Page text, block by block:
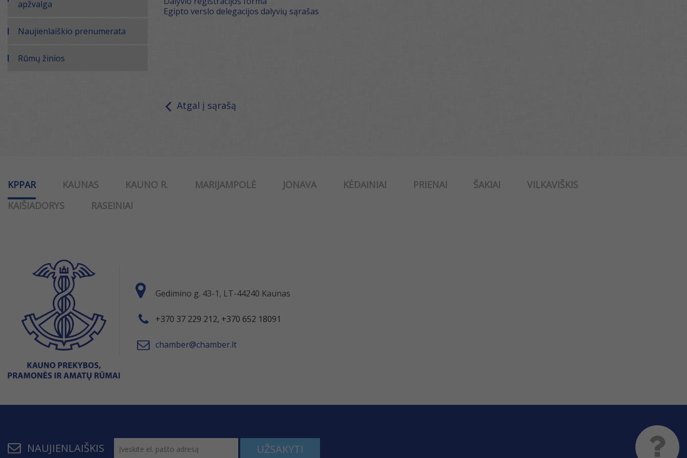
apžvalga
Naujienlaiškio prenumerata
Rūmų žinios
Egipto verslo delegacijos dalyvių sąrašas
Atgal į sąrašą
KPPAR KAUNAS KAUNO R. MARIJAMPOLĖ JONAVA KĖDAINIAI PRIENAI ŠAKIAI
VILKAVIŠKIS
KAIŠIADORYS
RASEINIAI
Gedimino g. 43-1, LT-44240 Kaunas
+370 37 229 212, +370 652 18091
chamber@chamber.lt
NAUJIENLAIŠKIS UŽSAKYTI